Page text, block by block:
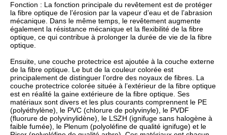
Fonction : La fonction principale du revêtement est de protéger
la fibre optique de l’érosion par la vapeur d’eau et de l’abrasion
mécanique. Dans le même temps, le revêtement augmente
également la résistance mécanique et la flexibilité de la fibre
optique, ce qui contribue à prolonger la durée de vie de la fibre
optique.
Ensuite, une couche protectrice est ajoutée à la couche externe
de la fibre optique. Le but de la couleur colorée est
principalement de distinguer l’ordre des noyaux de fibres. La
couche protectrice colorée située à l’extérieur de la fibre optique
est en réalité la gaine extérieure de la fibre optique. Ses
matériaux sont divers et les plus courants comprennent le PE
(polyéthylène), le PVC (chlorure de polyvinyle), le PVDF
(fluorure de polyvinylidène), le LSZH (ignifuge sans halogène à
faible fumée), le Plenum (polyoléfine de qualité ignifuge) et le